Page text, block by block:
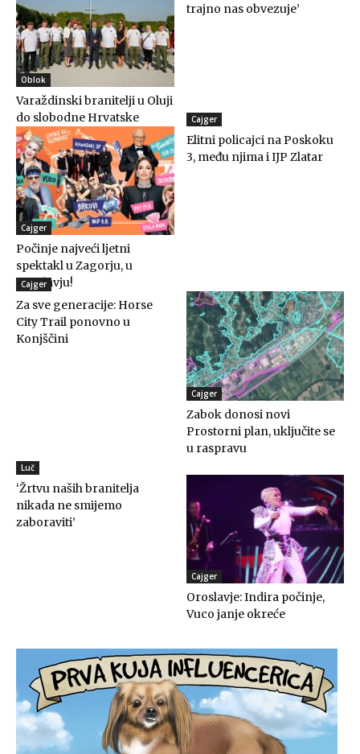
Oblok
Varaždinski branitelji u Oluji
do slobodne Hrvatske
trajno nas obvezuje’
Cajger
Počinje najveći ljetni
spektakl u Zagorju, u
Oroslavju!
Cajger
Elitni policajci na Poskoku
3, među njima i IJP Zlatar
Cajger
Za sve generacije: Horse
City Trail ponovno u
Konjščini
Cajger
Zabok donosi novi
Prostorni plan, uključite se
u raspravu
Luč
‘Žrtvu naših branitelja
nikada ne smijemo
zaboraviti’
Cajger
Oroslavje: Indira počinje,
Vuco janje okreće